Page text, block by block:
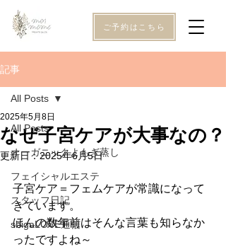
ご予約はこちら
記事
All Posts
オーガニックよもぎ蒸し
フェイシャルエステ
スタッフ日記
shigaLOVE通信
All Posts
なぜ子宮ケアが大事なの？
2025年5月8日
更新日：2025年6月5日
子宮ケア＝フェムケアが常識になって
きています。
ほんの数年前はそんな言葉も知らなか
ったですよね～